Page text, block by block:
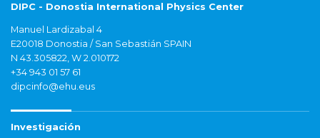
DIPC - Donostia International Physics Center
Manuel Lardizabal 4
E20018 Donostia / San Sebastián SPAIN
N 43.305822, W 2.010172
+34 943 01 57 61
dipcinfo@ehu.eus
Investigación